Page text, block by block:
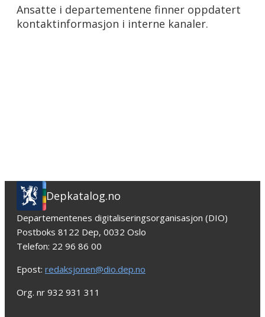
Ansatte i departementene finner oppdatert
kontaktinformasjon i interne kanaler.
Depkatalog.no
Departementenes digitaliseringsorganisasjon (DIO)
Postboks 8122 Dep, 0032 Oslo
Telefon: 22 96 86 00
Epost: redaksjonen@dio.dep.no
Org. nr 932 931 311